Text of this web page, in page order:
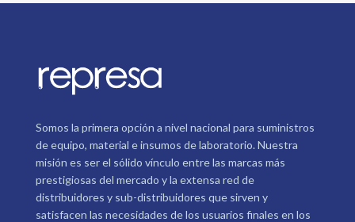
Somos la primera opción a nivel nacional para suministros
de equipo, material e insumos de laboratorio. Nuestra
misión es ser el sólido vínculo entre las marcas más
prestigiosas del mercado y la extensa red de
distribuidores y sub-distribuidores que sirven y
satisfacen las necesidades de los usuarios finales en los